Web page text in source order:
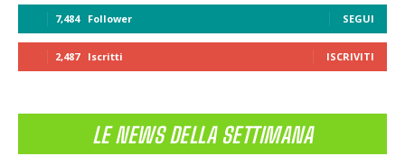
7,484 Follower SEGUI
2,487 Iscritti ISCRIVITI
LE NEWS DELLA SETTIMANA